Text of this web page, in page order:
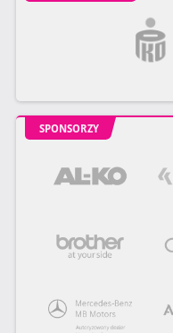
SPONSORZY